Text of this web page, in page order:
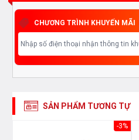
CHƯƠNG TRÌNH KHUYẾN MÃI
SẢN PHẨM TƯƠNG TỰ
-3%